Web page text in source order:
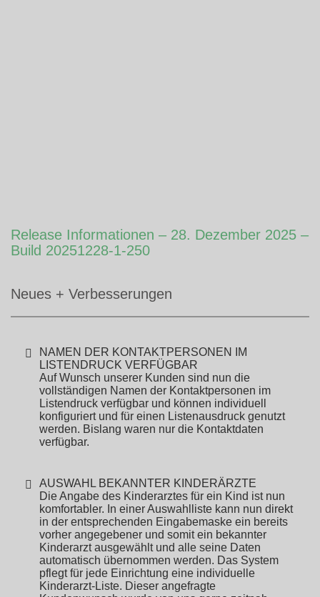
Release Informationen – 28. Dezember 2025 –
Build 20251228-1-250
Neues + Verbesserungen
NAMEN DER KONTAKTPERSONEN IM
LISTENDRUCK VERFÜGBAR
Auf Wunsch unserer Kunden sind nun die
vollständigen Namen der Kontaktpersonen im
Listendruck verfügbar und können individuell
konfiguriert und für einen Listenausdruck genutzt
werden. Bislang waren nur die Kontaktdaten
verfügbar.
AUSWAHL BEKANNTER KINDERÄRZTE
Die Angabe des Kinderarztes für ein Kind ist nun
komfortabler. In einer Auswahlliste kann nun direkt
in der entsprechenden Eingabemaske ein bereits
vorher angegebener und somit ein bekannter
Kinderarzt ausgewählt und alle seine Daten
automatisch übernommen werden. Das System
pflegt für jede Einrichtung eine individuelle
Kinderarzt-Liste. Dieser angefragte